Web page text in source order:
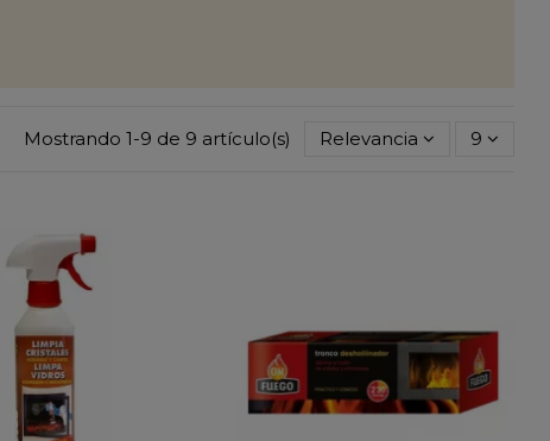
Mostrando 1-9 de 9 artículo(s) Relevancia 9